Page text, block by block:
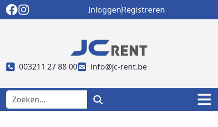
InloggenRegistreren
003211 27 88 00 info@jc-rent.be